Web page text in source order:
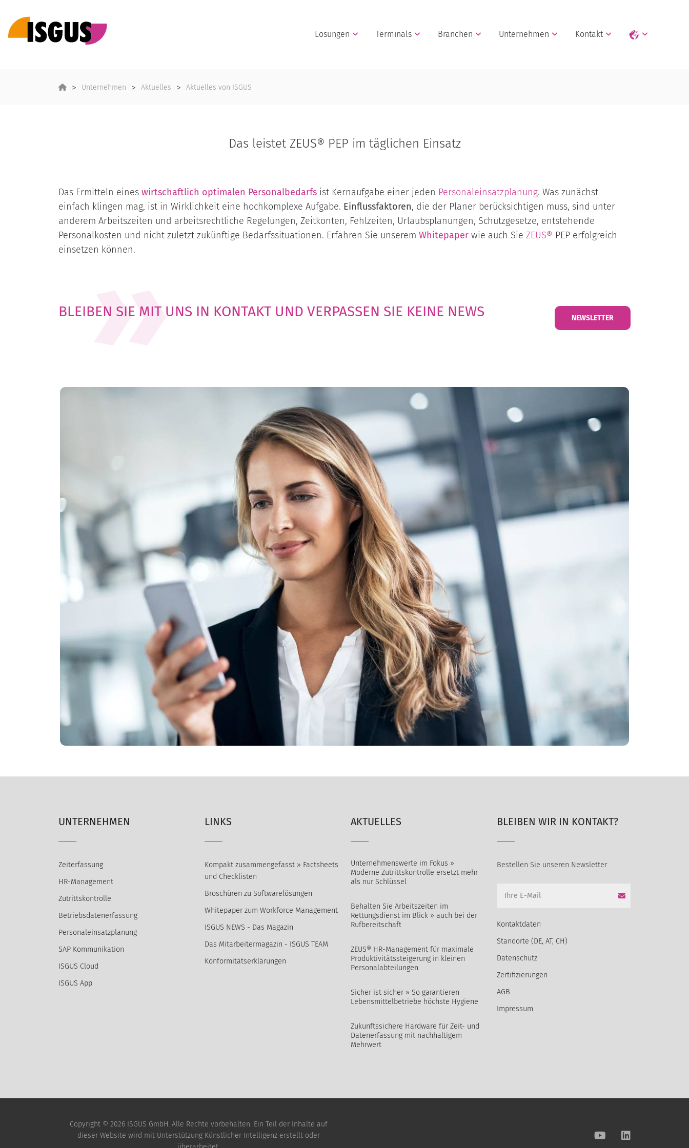
Lösungen Terminals Branchen Unternehmen Kontakt
Unternehmen Aktuelles Aktuelles von ISGUS
Das leistet ZEUS® PEP im täglichen Einsatz
Das Ermitteln eines wirtschaftlich optimalen Personalbedarfs ist Kernaufgabe einer jeden Personaleinsatzplanung. Was zunächst
einfach klingen mag, ist in Wirklichkeit eine hochkomplexe Aufgabe. Einflussfaktoren, die der Planer berücksichtigen muss, sind unter
anderem Arbeitszeiten und arbeitsrechtliche Regelungen, Zeitkonten, Fehlzeiten, Urlaubsplanungen, Schutzgesetze, entstehende
Personalkosten und nicht zuletzt zukünftige Bedarfssituationen. Erfahren Sie unserem Whitepaper wie auch Sie ZEUS® PEP erfolgreich
einsetzen können.
BLEIBEN SIE MIT UNS IN KONTAKT UND VERPASSEN SIE KEINE NEWS NEWSLETTER
UNTERNEHMEN
Zeiterfassung
HR-Management
Zutrittskontrolle
Betriebsdatenerfassung
Personaleinsatzplanung
SAP Kommunikation
ISGUS Cloud
ISGUS App
LINKS
Kompakt zusammengefasst » Factsheets
und Checklisten
Broschüren zu Softwarelösungen
Whitepaper zum Workforce Management
ISGUS NEWS - Das Magazin
Das Mitarbeitermagazin - ISGUS TEAM
Konformitätserklärungen
AKTUELLES
Unternehmenswerte im Fokus »
Moderne Zutrittskontrolle ersetzt mehr
als nur Schlüssel
Behalten Sie Arbeitszeiten im
Rettungsdienst im Blick » auch bei der
Rufbereitschaft
ZEUS® HR-Management für maximale
Produktivitätssteigerung in kleinen
Personalabteilungen
Sicher ist sicher » So garantieren
Lebensmittelbetriebe höchste Hygiene
Zukunftssichere Hardware für Zeit- und
Datenerfassung mit nachhaltigem
Mehrwert
BLEIBEN WIR IN KONTAKT?
Bestellen Sie unseren Newsletter
Kontaktdaten
Standorte (DE, AT, CH)
Datenschutz
Zertifizierungen
AGB
Impressum
Copyright © 2026 ISGUS GmbH. Alle Rechte vorbehalten. Ein Teil der Inhalte auf
dieser Website wird mit Unterstützung Künstlicher Intelligenz erstellt oder